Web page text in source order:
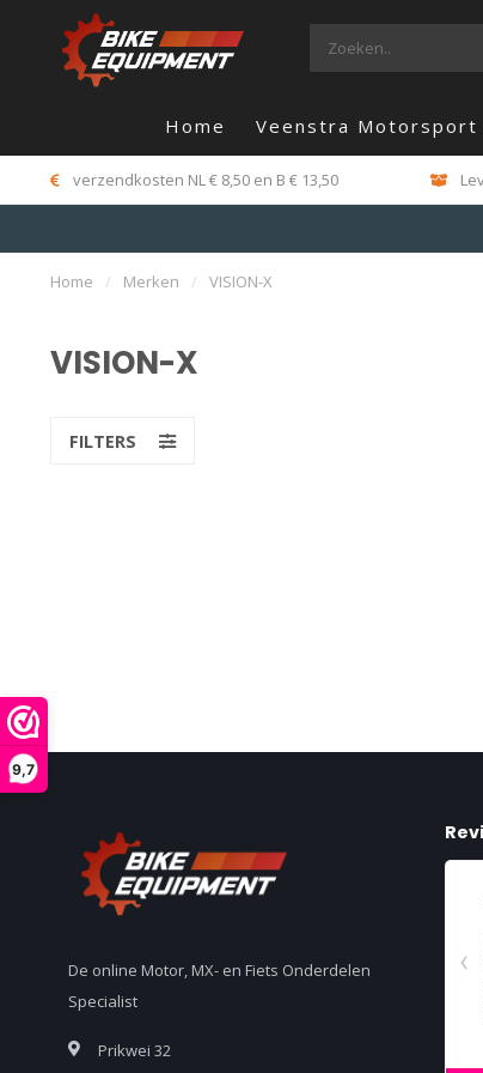
9,7
Home Veenstra Motorsport
verzendkosten NL € 8,50 en B € 13,50
Home / Merken / VISION-X
VISION-X
FILTERS
De online Motor, MX- en Fiets Onderdelen
Specialist
Prikwei 32